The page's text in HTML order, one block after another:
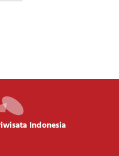
Indonesia